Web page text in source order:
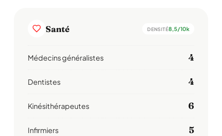
Santé DENSITÉ8,5/10k
Médecins généralistes 4
Dentistes 4
Kinésithérapeutes 6
Infirmiers 5